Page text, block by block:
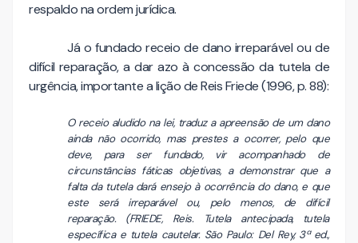
respaldo na ordem jurídica.
Já o fundado receio de dano irreparável ou de
difícil reparação, a dar azo à concessão da tutela de
urgência, importante a lição de Reis Friede (1996, p. 88):
O receio aludido na lei, traduz a apreensão de um dano
ainda não ocorrido, mas prestes a ocorrer, pelo que
deve, para ser fundado, vir acompanhado de
circunstâncias fáticas objetivas, a demonstrar que a
falta da tutela dará ensejo à ocorrência do dano, e que
este será irreparável ou, pelo menos, de difícil
reparação. (FRIEDE, Reis. Tutela antecipada, tutela
específica e tutela cautelar. São Paulo: Del Rey, 3ª ed.,